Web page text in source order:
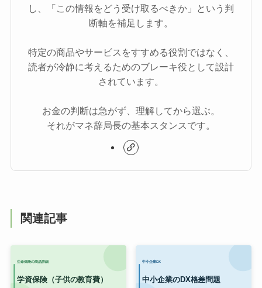
し、「この情報をどう受け取るべきか」という判
断軸を補足します。
特定の商品やサービスをすすめる役割ではなく、
読者が冷静に考えるためのブレーキ役として設計
されています。
お金の判断は急がず、理解してから選ぶ。
それがマネ辞局長の基本スタンスです。
関連記事